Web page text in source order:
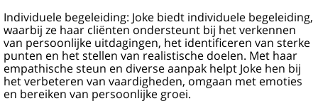
Individuele begeleiding: Joke biedt individuele begeleiding,
waarbij ze haar cliënten ondersteunt bij het verkennen
van persoonlijke uitdagingen, het identificeren van sterke
punten en het stellen van realistische doelen. Met haar
empathische steun en diverse aanpak helpt Joke hen bij
het verbeteren van vaardigheden, omgaan met emoties
en bereiken van persoonlijke groei.